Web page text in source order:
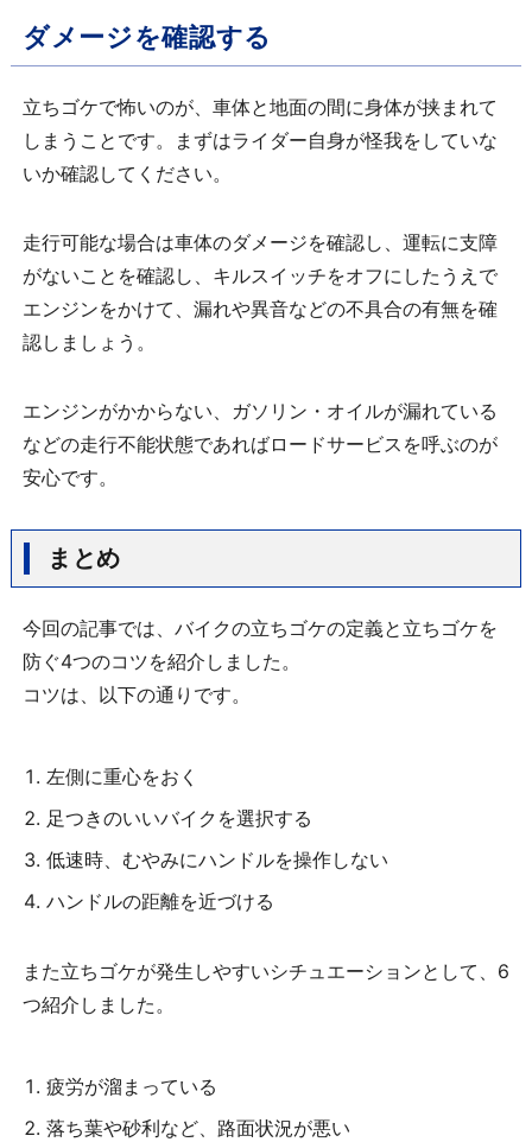
ダメージを確認する
立ちゴケで怖いのが、車体と地面の間に身体が挟まれて
しまうことです。まずはライダー自身が怪我をしていな
いか確認してください。
走行可能な場合は車体のダメージを確認し、運転に支障
がないことを確認し、キルスイッチをオフにしたうえで
エンジンをかけて、漏れや異音などの不具合の有無を確
認しましょう。
エンジンがかからない、ガソリン・オイルが漏れている
などの走行不能状態であればロードサービスを呼ぶのが
安心です。
まとめ
今回の記事では、バイクの立ちゴケの定義と立ちゴケを
防ぐ4つのコツを紹介しました。
コツは、以下の通りです。
左側に重心をおく
足つきのいいバイクを選択する
低速時、むやみにハンドルを操作しない
ハンドルの距離を近づける
また立ちゴケが発生しやすいシチュエーションとして、6
つ紹介しました。
疲労が溜まっている
落ち葉や砂利など、路面状況が悪い